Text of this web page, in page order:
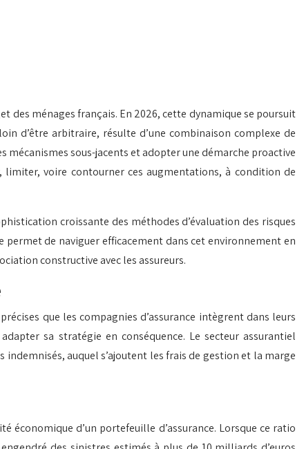
des ménages français. En 2026, cette dynamique se poursuit
d’être arbitraire, résulte d’une combinaison complexe de
sous-jacents et adopter une démarche proactive
limiter, voire contourner ces augmentations, à condition de
croissante des méthodes d’évaluation des risques
de naviguer efficacement dans cet environnement en
constructive avec les assureurs.
que les compagnies d’assurance intègrent dans leurs
sa stratégie en conséquence. Le secteur assurantiel
auquel s’ajoutent les frais de gestion et la marge
d’un portefeuille d’assurance. Lorsque ce ratio